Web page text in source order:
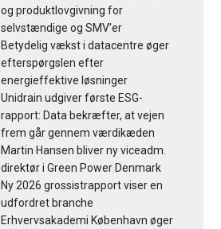
og produktlovgivning for
selvstændige og SMV’er
Betydelig vækst i datacentre øger
efterspørgslen efter
energieffektive løsninger
Unidrain udgiver første ESG-
rapport: Data bekræfter, at vejen
frem går gennem værdikæden
Martin Hansen bliver ny viceadm.
direktør i Green Power Denmark
Ny 2026 grossistrapport viser en
udfordret branche
Erhvervsakademi København øger